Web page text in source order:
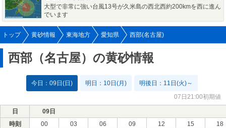
大型で非常に強い台風13号が久米島の西北西約200kmを西に進ん
でいます
トップ 黄砂情報 東海地方 愛知県 西部(名古屋)
西部（名古屋）の黄砂情報
今日：09日(日) 明日：10日(月)
明後日：11日(火)～
07日21:00初期値
日
09日
時刻
00 03 06 09 12 15
18